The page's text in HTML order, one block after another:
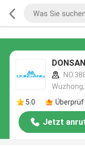
5.0
Jetzt